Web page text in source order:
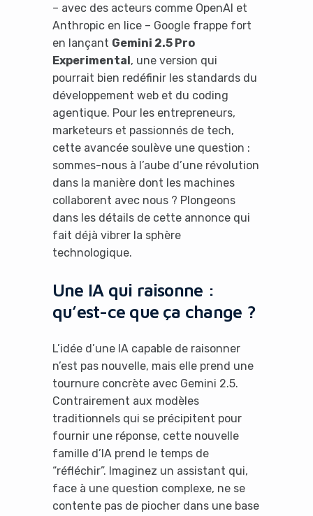
– avec des acteurs comme OpenAI et
Anthropic en lice – Google frappe fort
en lançant Gemini 2.5 Pro
Experimental, une version qui
pourrait bien redéfinir les standards du
développement web et du coding
agentique. Pour les entrepreneurs,
marketeurs et passionnés de tech,
cette avancée soulève une question :
sommes-nous à l’aube d’une révolution
dans la manière dont les machines
collaborent avec nous ? Plongeons
dans les détails de cette annonce qui
fait déjà vibrer la sphère
technologique.
Une IA qui raisonne :
qu’est-ce que ça change ?
L’idée d’une IA capable de raisonner
n’est pas nouvelle, mais elle prend une
tournure concrète avec Gemini 2.5.
Contrairement aux modèles
traditionnels qui se précipitent pour
fournir une réponse, cette nouvelle
famille d’IA prend le temps de
“réfléchir”. Imaginez un assistant qui,
face à une question complexe, ne se
contente pas de piocher dans une base